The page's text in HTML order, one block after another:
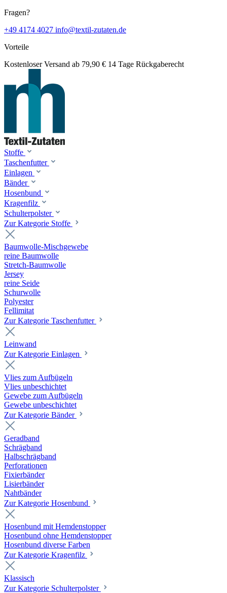
Fragen?
+49 4174 4027 info@textil-zutaten.de
Vorteile
Kostenloser Versand ab 79,90 € 14 Tage Rückgaberecht
Stoffe
Taschenfutter
Einlagen
Bänder
Hosenbund
Kragenfilz
Schulterpolster
Zur Kategorie Stoffe
Baumwolle-Mischgewebe
reine Baumwolle
Stretch-Baumwolle
Jersey
reine Seide
Schurwolle
Polyester
Fellimitat
Zur Kategorie Taschenfutter
Leinwand
Zur Kategorie Einlagen
Vlies zum Aufbügeln
Vlies unbeschichtet
Gewebe zum Aufbügeln
Gewebe unbeschichtet
Zur Kategorie Bänder
Geradband
Schrägband
Halbschrägband
Perforationen
Fixierbänder
Lisierbänder
Nahtbänder
Zur Kategorie Hosenbund
Hosenbund mit Hemdenstopper
Hosenbund ohne Hemdenstopper
Hosenbund diverse Farben
Zur Kategorie Kragenfilz
Klassisch
Zur Kategorie Schulterpolster